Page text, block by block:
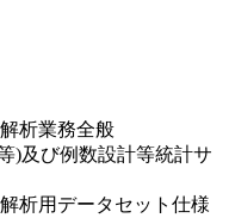
析業務全般
)及び例数設計等統計サ
析用データセット仕様